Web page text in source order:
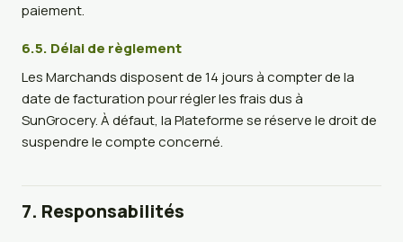
paiement.
6.5. Délai de règlement
Les Marchands disposent de 14 jours à compter de la
date de facturation pour régler les frais dus à
SunGrocery. À défaut, la Plateforme se réserve le droit de
suspendre le compte concerné.
7. Responsabilités